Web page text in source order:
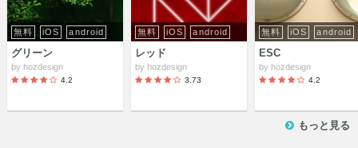
無料 iOS android
グリーン
by hozdesign
4.2
無料 iOS android
レッド
by hozdesign
3.73
無料 iOS android
ESC
by hozdesign
4.2
もっと見る